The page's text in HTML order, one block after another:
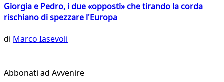
Giorgia e Pedro, i due «opposti» che tirando la corda
rischiano di spezzare l'Europa
di Marco Iasevoli
Abbonati ad Avvenire